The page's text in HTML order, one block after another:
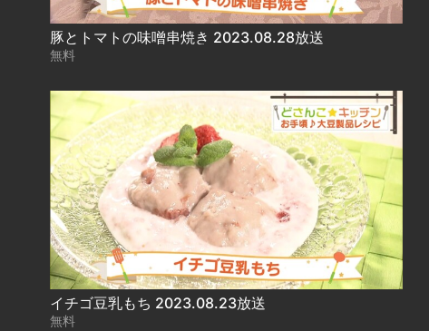
豚とトマトの味噌串焼き 2023.08.28放送
無料
イチゴ豆乳もち 2023.08.23放送
無料